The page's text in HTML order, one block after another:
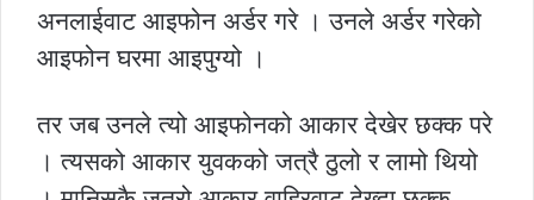
अनलाईवाट आइफोन अर्डर गरे । उनले अर्डर गरेको
आइफोन घरमा आइपुग्यो ।
तर जब उनले त्यो आइफोनको आकार देखेर छक्क परे
। त्यसको आकार युवकको जत्रै ठुलो र लामो थियो